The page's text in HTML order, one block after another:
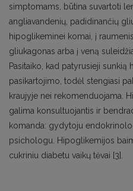
simptomams, būtina suvartoti
angliavandenių, padidinančių
hipoglikeminei komai, į
gliukagonas arba į veną
Pasitaiko, kad patyrusieji
pasikartojimo, todėl stengiasi
kraujyje nei rekomenduojama.
galima konsultuojantis ir
komanda: gydytoju
psichologu. Hipoglikemijos
cukriniu diabetu vaikų tėvai [3].